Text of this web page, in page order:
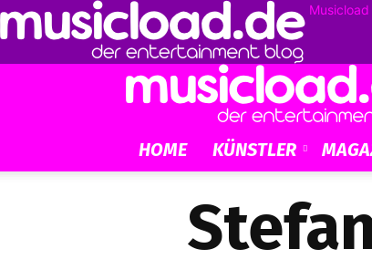
Musicload
HOME KÜNSTLER